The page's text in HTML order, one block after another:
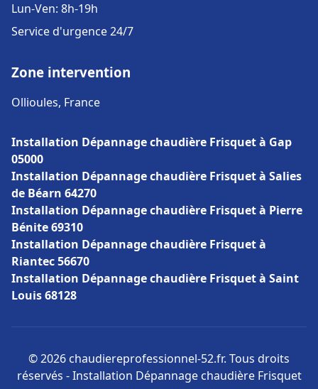
Lun-Ven: 8h-19h
Service d'urgence 24/7
Zone intervention
Ollioules, France
Installation Dépannage chaudière Frisquet à Gap
05000
Installation Dépannage chaudière Frisquet à Salies
de Béarn 64270
Installation Dépannage chaudière Frisquet à Pierre
Bénite 69310
Installation Dépannage chaudière Frisquet à
Riantec 56670
Installation Dépannage chaudière Frisquet à Saint
Louis 68128
© 2026 chaudiereprofessionnel-52.fr. Tous droits
réservés - Installation Dépannage chaudière Frisquet